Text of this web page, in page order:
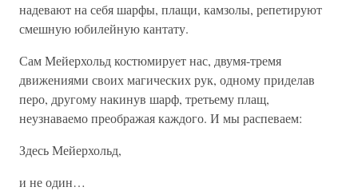
надевают на себя шарфы, плащи, камзолы, репетируют
смешную юбилейную кантату.
Сам Мейерхольд костюмирует нас, двумя-тремя
движениями своих магических рук, одному приделав
перо, другому накинув шарф, третьему плащ,
неузнаваемо преображая каждого. И мы распеваем:
Здесь Мейерхольд,
и не один…